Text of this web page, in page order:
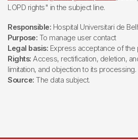
LOPD rights" in the subject line.
Responsible: Hospital Universitari de
Purpose: To manage user contact
Legal basis: Express acceptance of the
Rights: Access, rectification, deletion,
limitation, and objection to its processing.
Source: The data subject.